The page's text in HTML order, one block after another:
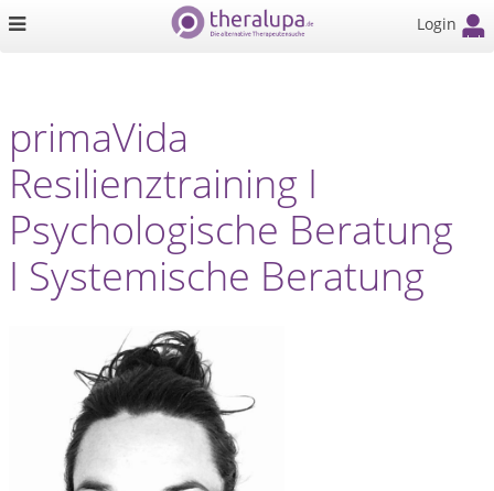
Login
primaVida
Resilienztraining I
Psychologische Beratung
I Systemische Beratung